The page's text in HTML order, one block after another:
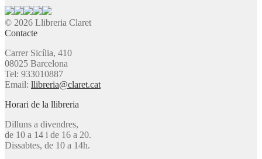
© 2026 Llibreria Claret
Contacte
Carrer Sicília, 410
08025 Barcelona
Tel: 933010887
Email: llibreria@claret.cat
Horari de la llibreria
Dilluns a divendres,
de 10 a 14 i de 16 a 20.
Dissabtes, de 10 a 14h.